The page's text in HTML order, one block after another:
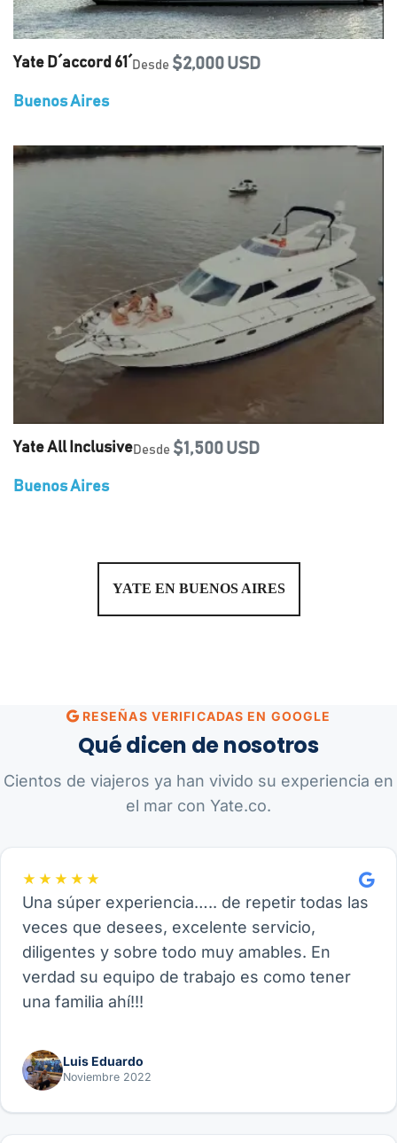
Yate D´accord 61´ Desde $2,000 USD
Buenos Aires
Yate All InclusiveDesde $1,500 USD
Buenos Aires
YATE EN BUENOS AIRES
RESEÑAS VERIFICADAS EN GOOGLE
Qué dicen de nosotros
Cientos de viajeros ya han vivido su experiencia en
el mar con Yate.co.
★★★★★
Una súper experiencia….. de repetir todas las
veces que desees, excelente servicio,
diligentes y sobre todo muy amables. En
verdad su equipo de trabajo es como tener
una familia ahí!!!
Luis Eduardo
Noviembre 2022